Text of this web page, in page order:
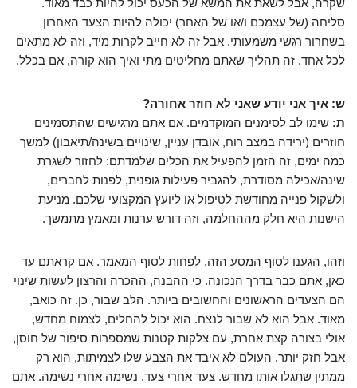
שקרה, אבל לשאת את המשא של הכעס יכול להיות כבד מאוד.
סליחה (של עצמכם ו/או של האחר) יכולה להיות הצעד האחרון
בשחרור רגשי משמעותי. אבל זה לא חייב לקרות מיד, וזה לא מתאים
לכל אחד. זה תהליך שאתם מחליטים מתי ואיך הוא קורה, אם בכלל.
ש: איך אני יודע שאני לא חוזר אחורה?
ת: שימו לב לסימנים המוקדמים. אם אתם מרגישים שהתסמינים
חוזרים (ירידה במצב רוח, אובדן עניין, שינויים בשינה/תיאבון) למשך
כמה ימים, זה הזמן להפעיל את הכלים שלמדתם: לחזור לשגרת
שינה/אכילה מסודרת, להגביר פעילות גופנית, לפנות לחברים,
ולשקול פנייה מחודשת לטיפול או ליועץ המקצועי שלכם. מניעת
הישנות היא חלק מההחלמה, וזה דורש ערנות ומאמץ מתמשך.
וזהו, הגענו לסוף המסע הזה, לפחות לסוף המאמר. אם קראתם עד
כאן, אתם כבר בדרך הנכונה. כי ההבנה, ההכרה והרצון לעשות שינוי
הם הצעדים הראשונים והחשובים ביותר. הלב שבור, כן. זה כואב,
מאוד. אבל הוא לא שבור לנצח. הוא יכול להחלים, לצמוח מחדש,
אולי בצורה קצת אחרת, עם צלקות קטנות שמספרות סיפור של חוסן,
אבל חזק יותר. העולם לא איבד את הצבע שלו לצמיתות, הוא רק
ממתין שתגלו אותו מחדש. צעד אחרי צעד. נשימה אחרי נשימה. אתם